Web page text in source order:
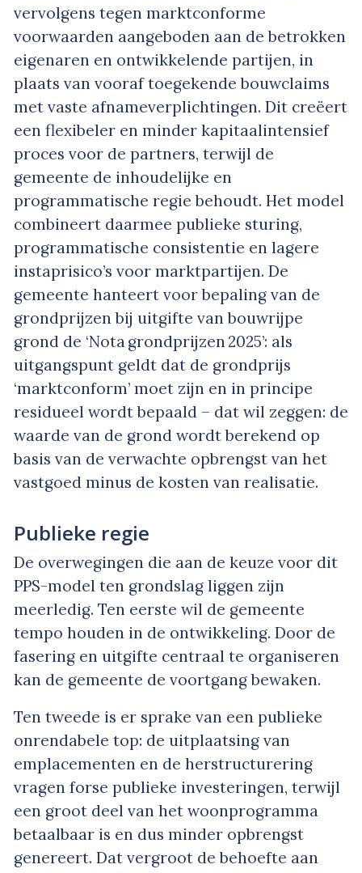
vervolgens tegen marktconforme
voorwaarden aangeboden aan de betrokken
eigenaren en ontwikkelende partijen, in
plaats van vooraf toegekende bouwclaims
met vaste afnameverplichtingen. Dit creëert
een flexibeler en minder kapitaalintensief
proces voor de partners, terwijl de
gemeente de inhoudelijke en
programmatische regie behoudt. Het model
combineert daarmee publieke sturing,
programmatische consistentie en lagere
instaprisico’s voor marktpartijen. De
gemeente hanteert voor bepaling van de
grondprijzen bij uitgifte van bouwrijpe
grond de ‘Nota grondprijzen 2025’: als
uitgangspunt geldt dat de grondprijs
‘marktconform’ moet zijn en in principe
residueel wordt bepaald – dat wil zeggen: de
waarde van de grond wordt berekend op
basis van de verwachte opbrengst van het
vastgoed minus de kosten van realisatie.
Publieke regie
De overwegingen die aan de keuze voor dit
PPS-model ten grondslag liggen zijn
meerledig. Ten eerste wil de gemeente
tempo houden in de ontwikkeling. Door de
fasering en uitgifte centraal te organiseren
kan de gemeente de voortgang bewaken.
Ten tweede is er sprake van een publieke
onrendabele top: de uitplaatsing van
emplacementen en de herstructurering
vragen forse publieke investeringen, terwijl
een groot deel van het woonprogramma
betaalbaar is en dus minder opbrengst
genereert. Dat vergroot de behoefte aan